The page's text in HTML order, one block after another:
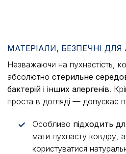
МАТЕРІАЛИ, БЕЗПЕЧНІ ДЛЯ
Незважаючи на пухнастість,
абсолютно стерильне
бактерій і інших алергенів.
проста в догляді — допускає
✓ Особливо підходить
мати пухнасту ковдру,
користуватися